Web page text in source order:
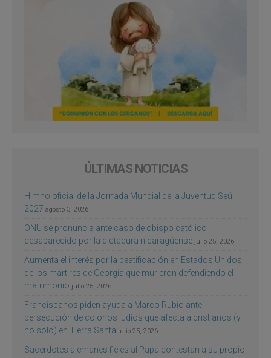
ÚLTIMAS NOTICIAS
Himno oficial de la Jornada Mundial de la Juventud Seúl
2027 agosto 3, 2026
ONU se pronuncia ante caso de obispo católico
desaparecido por la dictadura nicaragüense julio 25, 2026
Aumenta el interés por la beatificación en Estados Unidos
de los mártires de Georgia que murieron defendiendo el
matrimonio julio 25, 2026
Franciscanos piden ayuda a Marco Rubio ante
persecución de colonos judíos que afecta a cristianos (y
no sólo) en Tierra Santa julio 25, 2026
Sacerdotes alemanes fieles al Papa contestan a su propio